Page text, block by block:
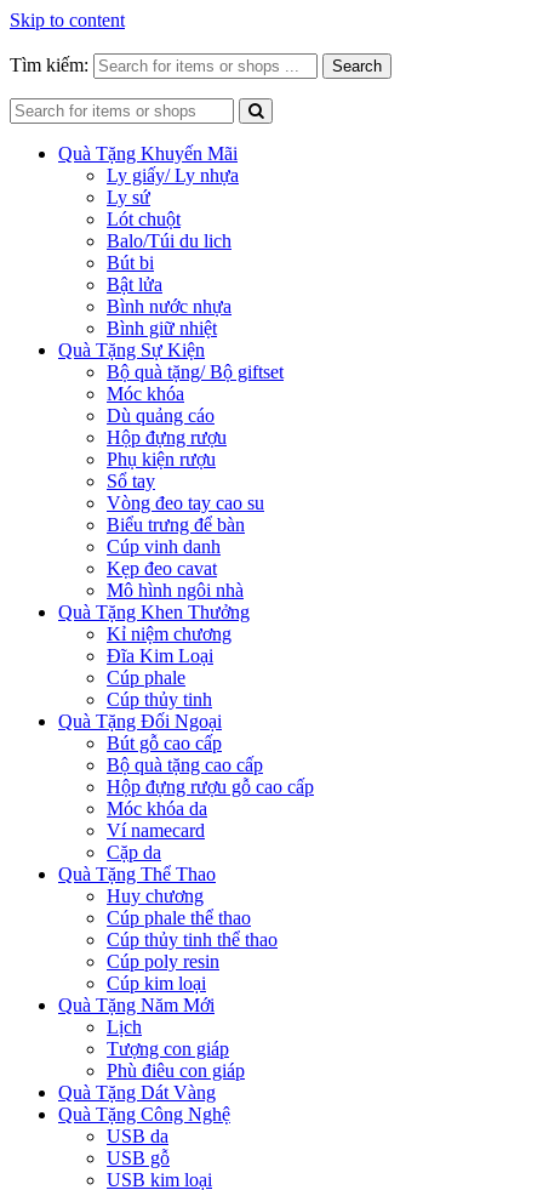
Skip to content
Tìm kiếm: Search
Quà Tặng Khuyến Mãi
Ly giấy/ Ly nhựa
Ly sứ
Lót chuột
Balo/Túi du lich
Bút bi
Bật lửa
Bình nước nhựa
Bình giữ nhiệt
Quà Tặng Sự Kiện
Bộ quà tặng/ Bộ giftset
Móc khóa
Dù quảng cáo
Hộp đựng rượu
Phụ kiện rượu
Sổ tay
Vòng đeo tay cao su
Biểu trưng để bàn
Cúp vinh danh
Kẹp đeo cavat
Mô hình ngôi nhà
Quà Tặng Khen Thưởng
Kỉ niệm chương
Đĩa Kim Loại
Cúp phale
Cúp thủy tinh
Quà Tặng Đối Ngoại
Bút gỗ cao cấp
Bộ quà tặng cao cấp
Hộp đựng rượu gỗ cao cấp
Móc khóa da
Ví namecard
Cặp da
Quà Tặng Thể Thao
Huy chương
Cúp phale thể thao
Cúp thủy tinh thể thao
Cúp poly resin
Cúp kim loại
Quà Tặng Năm Mới
Lịch
Tượng con giáp
Phù điêu con giáp
Quà Tặng Dát Vàng
Quà Tặng Công Nghệ
USB da
USB gỗ
USB kim loại